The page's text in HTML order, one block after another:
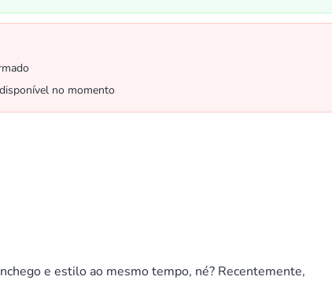
no momento
e estilo ao mesmo tempo, né? Recentemente,